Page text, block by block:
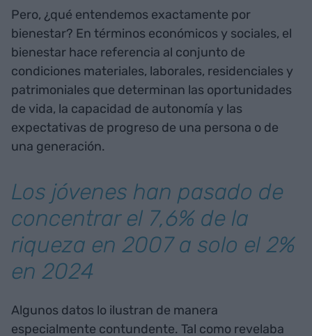
Pero, ¿qué entendemos exactamente por
bienestar? En términos económicos y sociales, el
bienestar hace referencia al conjunto de
condiciones materiales, laborales, residenciales y
patrimoniales que determinan las oportunidades
de vida, la capacidad de autonomía y las
expectativas de progreso de una persona o de
una generación.
Los jóvenes han pasado de
concentrar el 7,6% de la
riqueza en 2007 a solo el 2%
en 2024
Algunos datos lo ilustran de manera
especialmente contundente. Tal como revelaba